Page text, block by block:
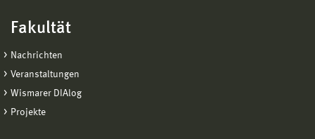
Fakultät
Nachrichten
Veranstaltungen
Wismarer DIAlog
Projekte